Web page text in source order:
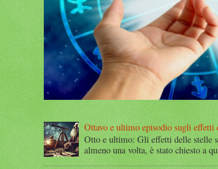
Ottavo e ultimo episodio sugli effetti
Otto e ultimo: Gli effetti delle stelle
almeno una volta, è stato chiesto a